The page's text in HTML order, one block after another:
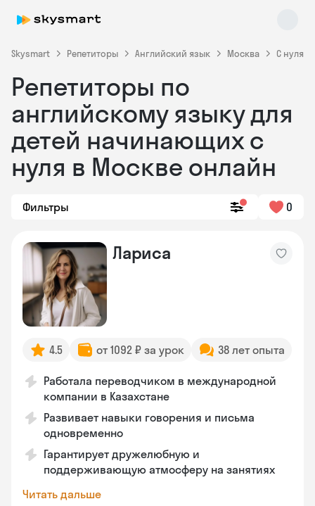
Skysmart Репетиторы Английский язык Москва С нуля
Репетиторы по
английскому языку для
детей начинающих с
нуля в Москве онлайн
Фильтры 0
Лариса
4.5 от 1092 ₽ за урок 38 лет опыта
Работала переводчиком в международной
компании в Казахстане
Развивает навыки говорения и письма
одновременно
Гарантирует дружелюбную и
поддерживающую атмосферу на занятиях
Читать дальше